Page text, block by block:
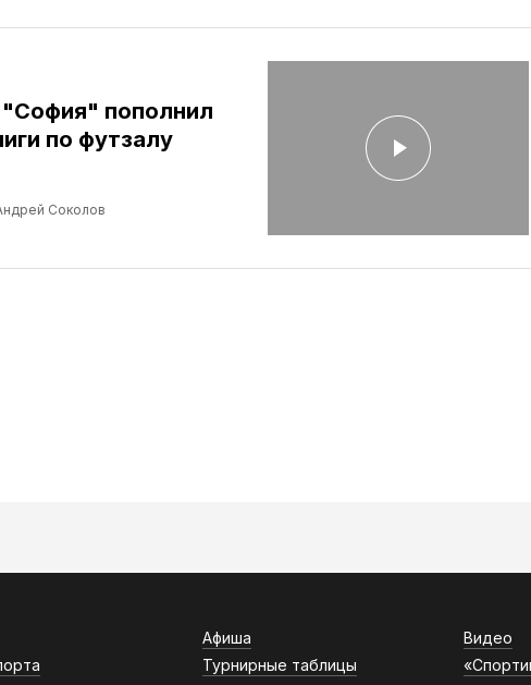
пополнил
по футзалу
Соколов
Афиша Видео
Турнирные таблицы